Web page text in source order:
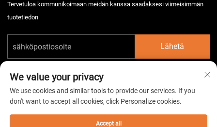
Tervetuloa kommunikoimaan meidän kanssa saadaksesi viimeisimmän
tuotetiedon
Lähetä
Tekijänoikeus © 2026 China Taizhou HarsMarg Electromechenical Co. Ltd.
Kaikki oikeudet pidätetään. -
We value your privacy
We use cookies and similar tools to provide our services. If you
don't want to accept all cookies, click Personalize cookies.
Accept all